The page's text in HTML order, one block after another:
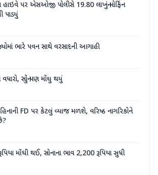
હાઇવે પર એસઓજી પોલીસે 19.80 લાખનું મોર્ફિન
પાડ્યું
ભારે પવન સાથે વરસાદની આગાહી
વધારો, સોનું પણ મોંઘુ થયું
FD પર કેટલું વ્યાજ મળશે, વરિષ્ઠ નાગરિકોને
મોંઘી થઈ, સોનાના ભાવ 2,200 રૂપિયા સુધી